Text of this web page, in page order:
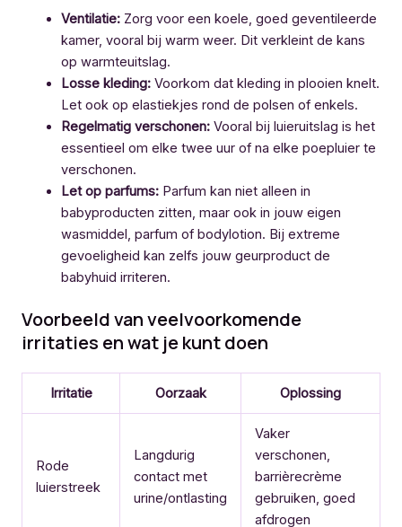
Ventilatie:Zorg voor een koele, goed geventileerde
kamer, vooral bij warm weer. Dit verkleint de kans
op warmteuitslag.
Losse kleding:Voorkom dat kleding in plooien knelt.
Let ook op elastiekjes rond de polsen of enkels.
Regelmatig verschonen:Vooral bij luieruitslag is het
essentieel om elke twee uur of na elke poepluier te
verschonen.
Let op parfums:Parfum kan niet alleen in
babyproducten zitten, maar ook in jouw eigen
wasmiddel, parfum of bodylotion. Bij extreme
gevoeligheid kan zelfs jouw geurproduct de
babyhuid irriteren.
Voorbeeld van veelvoorkomende
irritaties en wat je kunt doen
Irritatie Oorzaak Oplossing
Rode
luierstreek
Langdurig
contact met
urine/ontlasting
Vaker
verschonen,
barrièrecrème
gebruiken, goed
afdrogen